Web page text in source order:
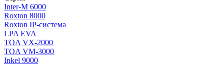
Inter-M 6000
Roxton 8000
Roxton IP-система
LPA EVA
TOA VX-2000
TOA VM-3000
Inkel 9000